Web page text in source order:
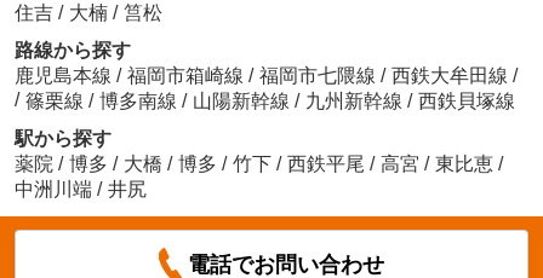
住吉 / 大楠 / 筥松
路線から探す
鹿児島本線 / 福岡市箱崎線 / 福岡市七隈線 / 西鉄大牟田線 /
/ 篠栗線 / 博多南線 / 山陽新幹線 / 九州新幹線 / 西鉄貝塚線
駅から探す
薬院 / 博多 / 大橋 / 博多 / 竹下 / 西鉄平尾 / 高宮 / 東比恵 /
中洲川端 / 井尻
電話でお問い合わせ